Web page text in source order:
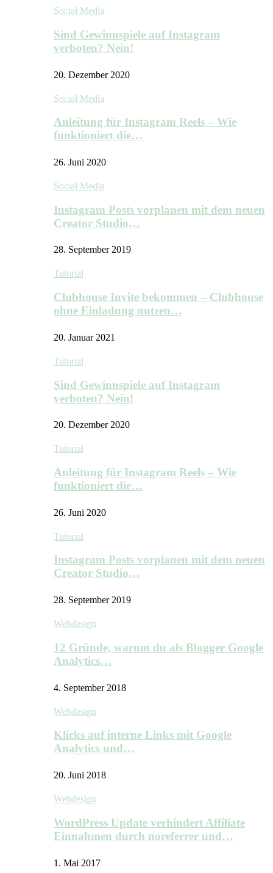
Social Media
Sind Gewinnspiele auf Instagram
verboten? Nein!
20. Dezember 2020
Social Media
Anleitung für Instagram Reels – Wie
funktioniert die…
26. Juni 2020
Social Media
Instagram Posts vorplanen mit dem neuen
Creator Studio…
28. September 2019
Tutorial
Clubhouse Invite bekommen – Clubhouse
ohne Einladung nutzen…
20. Januar 2021
Tutorial
Sind Gewinnspiele auf Instagram
verboten? Nein!
20. Dezember 2020
Tutorial
Anleitung für Instagram Reels – Wie
funktioniert die…
26. Juni 2020
Tutorial
Instagram Posts vorplanen mit dem neuen
Creator Studio…
28. September 2019
Webdesign
12 Gründe, warum du als Blogger Google
Analytics…
4. September 2018
Webdesign
Klicks auf interne Links mit Google
Analytics und…
20. Juni 2018
Webdesign
WordPress Update verhindert Affiliate
Einnahmen durch noreferrer und…
1. Mai 2017